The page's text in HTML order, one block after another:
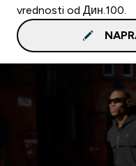
vrednosti od Дин.100.